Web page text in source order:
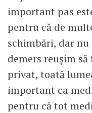
important pas
pentru că de
schimbări, dar nu
demers reușim
privat, toată
important ca
pentru că tot